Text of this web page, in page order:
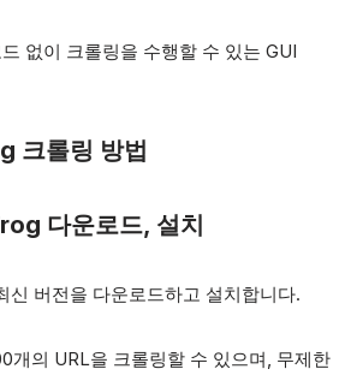
없이 크롤링을 수행할 수 있는 GUI
크롤링 방법
다운로드, 설치
신 버전을 다운로드하고 설치합니다.
개의 URL을 크롤링할 수 있으며, 무제한